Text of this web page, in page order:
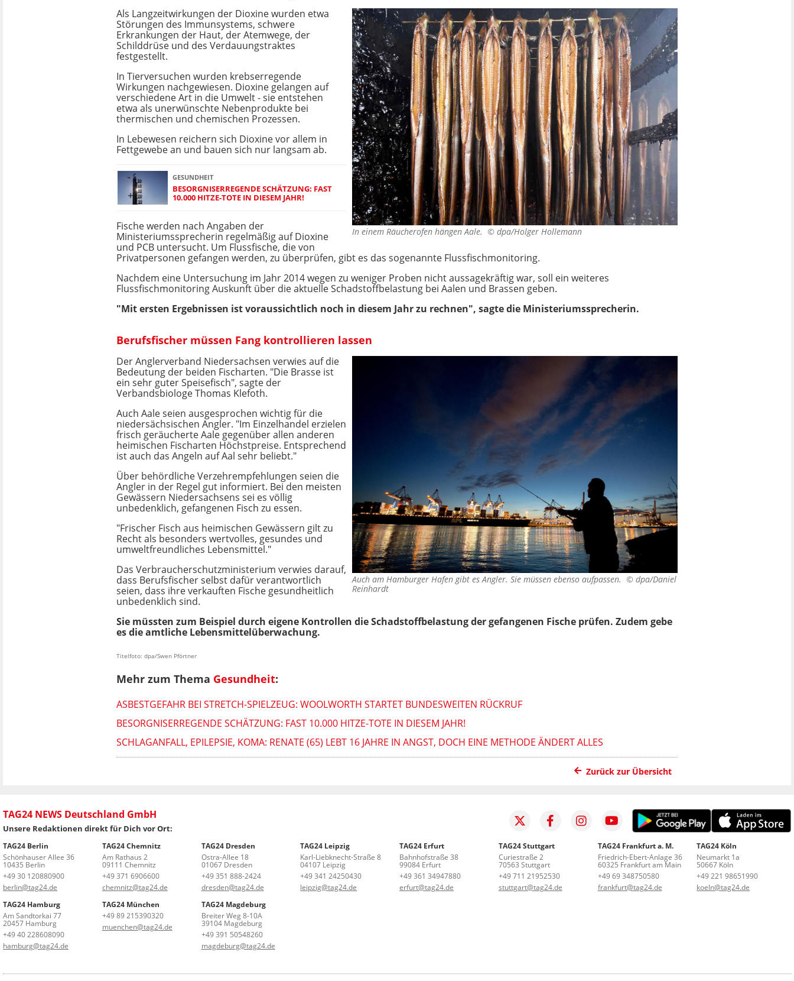
In einem Räucherofen hängen Aale. © dpa/Holger Hollemann
Als Langzeitwirkungen der Dioxine wurden etwa
Störungen des Immunsystems, schwere
Erkrankungen der Haut, der Atemwege, der
Schilddrüse und des Verdauungstraktes
festgestellt.
In Tierversuchen wurden krebserregende
Wirkungen nachgewiesen. Dioxine gelangen auf
verschiedene Art in die Umwelt - sie entstehen
etwa als unerwünschte Nebenprodukte bei
thermischen und chemischen Prozessen.
In Lebewesen reichern sich Dioxine vor allem in
Fettgewebe an und bauen sich nur langsam ab.
GESUNDHEIT
BESORGNISERREGENDE SCHÄTZUNG: FAST
10.000 HITZE-TOTE IN DIESEM JAHR!
Fische werden nach Angaben der
Ministeriumssprecherin regelmäßig auf Dioxine
und PCB untersucht. Um Flussfische, die von
Privatpersonen gefangen werden, zu überprüfen, gibt es das sogenannte Flussfischmonitoring.
Nachdem eine Untersuchung im Jahr 2014 wegen zu weniger Proben nicht aussagekräftig war, soll ein weiteres
Flussfischmonitoring Auskunft über die aktuelle Schadstoffbelastung bei Aalen und Brassen geben.
"Mit ersten Ergebnissen ist voraussichtlich noch in diesem Jahr zu rechnen", sagte die Ministeriumssprecherin.
Berufsfischer müssen Fang kontrollieren lassen
Auch am Hamburger Hafen gibt es Angler. Sie müssen ebenso aufpassen. © dpa/Daniel
Reinhardt
Der Anglerverband Niedersachsen verwies auf die
Bedeutung der beiden Fischarten. "Die Brasse ist
ein sehr guter Speisefisch", sagte der
Verbandsbiologe Thomas Klefoth.
Auch Aale seien ausgesprochen wichtig für die
niedersächsischen Angler. "Im Einzelhandel erzielen
frisch geräucherte Aale gegenüber allen anderen
heimischen Fischarten Höchstpreise. Entsprechend
ist auch das Angeln auf Aal sehr beliebt."
Über behördliche Verzehrempfehlungen seien die
Angler in der Regel gut informiert. Bei den meisten
Gewässern Niedersachsens sei es völlig
unbedenklich, gefangenen Fisch zu essen.
"Frischer Fisch aus heimischen Gewässern gilt zu
Recht als besonders wertvolles, gesundes und
umweltfreundliches Lebensmittel."
Das Verbraucherschutzministerium verwies darauf,
dass Berufsfischer selbst dafür verantwortlich
seien, dass ihre verkauften Fische gesundheitlich
unbedenklich sind.
Sie müssten zum Beispiel durch eigene Kontrollen die Schadstoffbelastung der gefangenen Fische prüfen. Zudem gebe
es die amtliche Lebensmittelüberwachung.
Titelfoto: dpa/Swen Pförtner
Mehr zum Thema Gesundheit:
ASBESTGEFAHR BEI STRETCH-SPIELZEUG: WOOLWORTH STARTET BUNDESWEITEN RÜCKRUF
BESORGNISERREGENDE SCHÄTZUNG: FAST 10.000 HITZE-TOTE IN DIESEM JAHR!
SCHLAGANFALL, EPILEPSIE, KOMA: RENATE (65) LEBT 16 JAHRE IN ANGST, DOCH EINE METHODE ÄNDERT ALLES
Zurück zur Übersicht
TAG24 NEWS Deutschland GmbH
Unsere Redaktionen direkt für Dich vor Ort:
TAG24 Berlin
Schönhauser Allee 36
10435 Berlin
+49 30 120880900
berlin@tag24.de
TAG24 Chemnitz
Am Rathaus 2
09111 Chemnitz
+49 371 6906600
chemnitz@tag24.de
TAG24 Dresden
Ostra-Allee 18
01067 Dresden
+49 351 888-2424
dresden@tag24.de
TAG24 Leipzig
Karl-Liebknecht-Straße 8
04107 Leipzig
+49 341 24250430
leipzig@tag24.de
TAG24 Erfurt
Bahnhofstraße 38
99084 Erfurt
+49 361 34947880
erfurt@tag24.de
TAG24 Stuttgart
Curiestraße 2
70563 Stuttgart
+49 711 21952530
stuttgart@tag24.de
TAG24 Frankfurt a. M.
Friedrich-Ebert-Anlage 36
60325 Frankfurt am Main
+49 69 348750580
frankfurt@tag24.de
TAG24 Köln
Neumarkt 1a
50667 Köln
+49 221 98651990
koeln@tag24.de
TAG24 Hamburg
Am Sandtorkai 77
20457 Hamburg
+49 40 228608090
hamburg@tag24.de
TAG24 München
+49 89 215390320
muenchen@tag24.de
TAG24 Magdeburg
Breiter Weg 8-10A
39104 Magdeburg
+49 391 50548260
magdeburg@tag24.de